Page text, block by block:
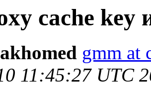
cache key
gmm at
11:45:27 UTC